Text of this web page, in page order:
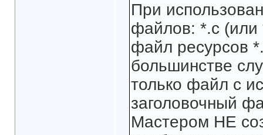
При
файлов: *.c (или
файл ресурсов
большинстве
только файл с
заголовочный
Мастером НЕ